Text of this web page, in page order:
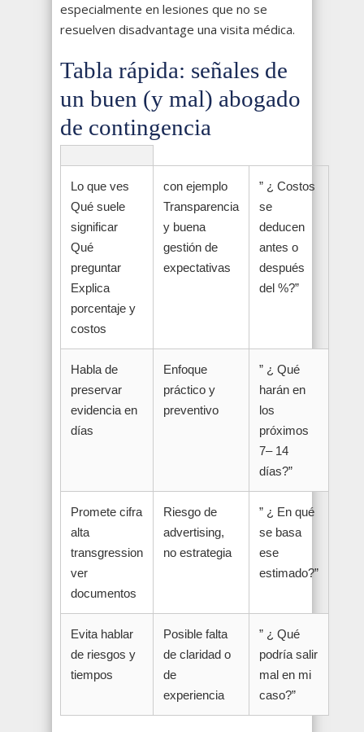
especialmente en lesiones que no se
resuelven disadvantage una visita médica.
Tabla rápida: señales de
un buen (y mal) abogado
de contingencia
Lo que ves
Qué suele
significar
Qué
preguntar
Explica
porcentaje y
costos
con ejemplo
Transparencia
y buena
gestión de
expectativas
” ¿ Costos
se
deducen
antes o
después
del %?”
Habla de
preservar
evidencia en
días
Enfoque
práctico y
preventivo
” ¿ Qué
harán en
los
próximos
7– 14
días?”
Promete cifra
alta
transgression
ver
documentos
Riesgo de
advertising,
no estrategia
” ¿ En qué
se basa
ese
estimado?”
Evita hablar
de riesgos y
tiempos
Posible falta
de claridad o
de
experiencia
” ¿ Qué
podría salir
mal en mi
caso?”